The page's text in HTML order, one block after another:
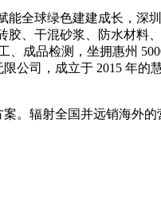
全球绿色建建成长，深
、干混砂浆、防水材料
成品检测，坐拥惠州
公司，成立于 2015 年的
辐射全国并远销海外的